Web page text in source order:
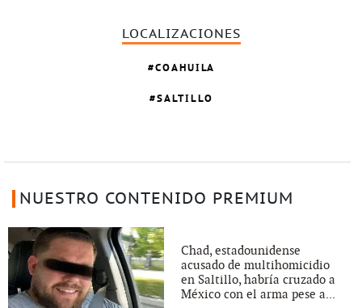
LOCALIZACIONES
COAHUILA
SALTILLO
NUESTRO CONTENIDO PREMIUM
Chad, estadounidense
acusado de multihomicidio
en Saltillo, habría cruzado a
México con el arma pese a...